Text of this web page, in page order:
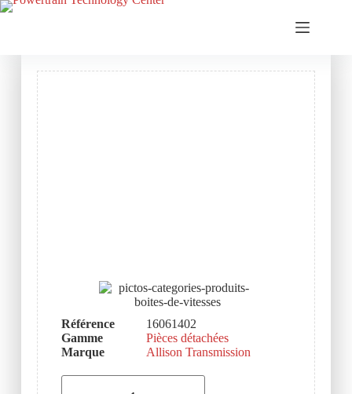
Référence
16061402
Gamme
Pièces détachées
Marque
Allison Transmission